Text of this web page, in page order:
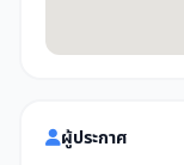
ผู้ประกาศ